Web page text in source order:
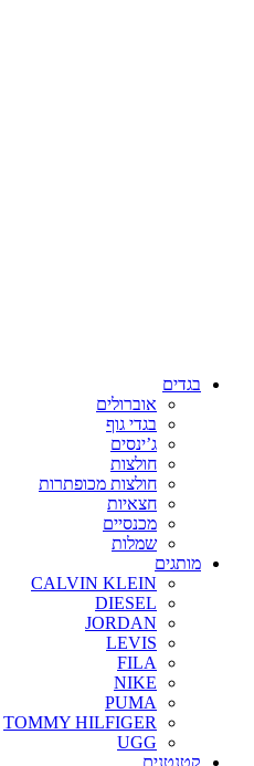
בגדים
אוברולים
בגדי גוף
ג’ינסים
חולצות
חולצות מכופתרות
חצאיות
מכנסיים
שמלות
מותגים
CALVIN KLEIN
DIESEL
JORDAN
LEVIS
FILA
NIKE
PUMA
TOMMY HILFIGER
UGG